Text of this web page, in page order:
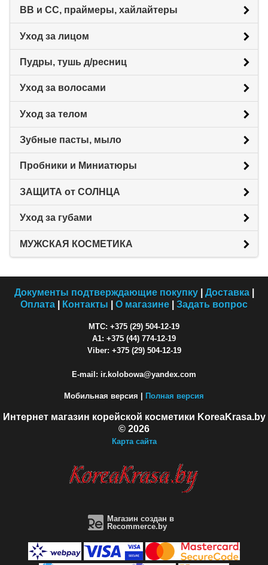
BB и CC, праймеры, хайлайтеры
Уход за лицом
Пудры, тушь д/ресниц
Уход за волосами
Уход за телом
Зубные пасты, мыло
Пробники и Миниатюры
ЗАЩИТА от СОЛНЦА
Уход за губами
МУЖСКАЯ КОСМЕТИКА
Документы подтверждающие покупку| Доставка|
Оплата
Контакты О магазине Задать вопрос
МТС: +375 (29) 504-12-19
A1: +375 (44) 774-12-19
Viber: +375 (29) 504-12-19
E-mail: ir.kolobowa@yandex.com
Мобильная версия | Полная версия
Интернет магазин корейской косметики KoreaKrasa.by
© 2026
Карта сайта
Магазин создан в
Recommerce.by